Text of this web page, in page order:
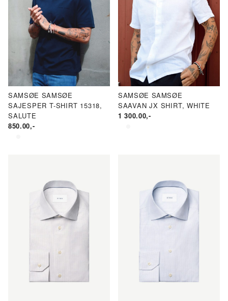
SAMSØE SAMSØE
SAJESPER T-SHIRT 15318,
SALUTE
850.00,-
SAMSØE SAMSØE
SAAVAN JX SHIRT, WHITE
1 300.00,-